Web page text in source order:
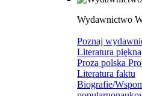
Wydawnictwo
Poznaj
Literatura piękna
Proza polska
Literatura faktu
Biografie/